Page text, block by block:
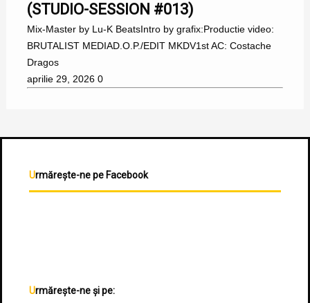
(STUDIO-SESSION #013)
Mix-Master by Lu-K BeatsIntro by grafix:Productie video:
BRUTALIST MEDIAD.O.P./EDIT MKDV1st AC: Costache
Dragos
aprilie 29, 2026 0
Urmărește-ne pe Facebook
Urmărește-ne și pe: